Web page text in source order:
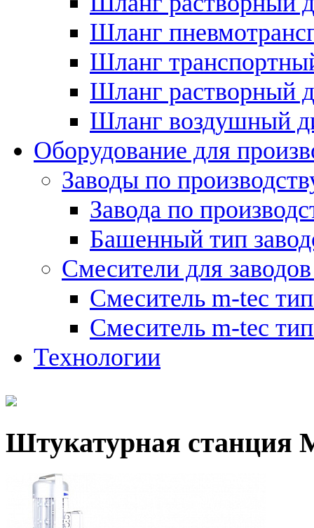
Шланг
Шланг
Шланг растворный
Шланг воздушный
Оборудование для
Заводы по
Завода по
Башенный тип
Смесители для
Смеситель m-tec
Смеситель m-tec
Технологии
Штукатурная станция